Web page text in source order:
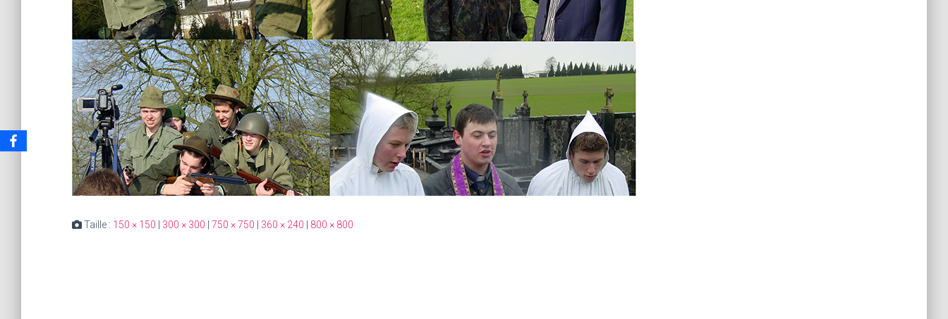
Taille : 150 × 150 300 × 300 750 × 750 360 × 240 800 × 800